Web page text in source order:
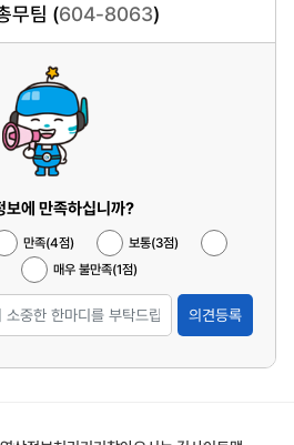
무팀 (604-8063)
보에 만족하십니까?
만족(4점)
보통(3점)
매우 불만족(1점)
의견등록